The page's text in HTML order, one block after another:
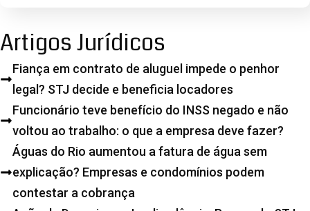
Artigos Jurídicos
Fiança em contrato de aluguel impede o penhor
legal? STJ decide e beneficia locadores
Funcionário teve benefício do INSS negado e não
voltou ao trabalho: o que a empresa deve fazer?
Águas do Rio aumentou a fatura de água sem
explicação? Empresas e condomínios podem
contestar a cobrança